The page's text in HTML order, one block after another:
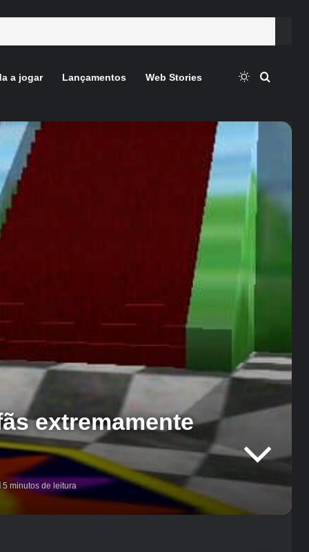
a jogar Lançamentos Web Stories Switch skin
extremamente
5 minutos de leitura